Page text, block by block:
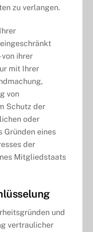
zu verlangen.
von ihrer
mit Ihrer
von
Schutz der
oder
Gründen eines
der
Mitgliedstaats
und
vertraulicher